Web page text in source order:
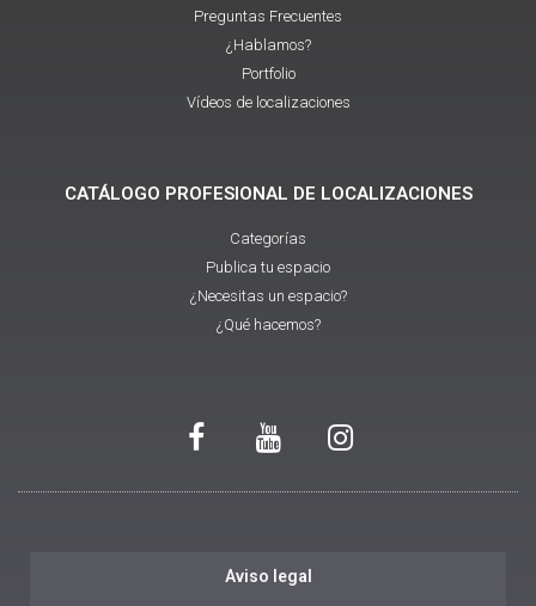
Preguntas Frecuentes
¿Hablamos?
Portfolio
Vídeos de localizaciones
CATÁLOGO PROFESIONAL DE LOCALIZACIONES
Categorías
Publica tu espacio
¿Necesitas un espacio?
¿Qué hacemos?
Aviso legal